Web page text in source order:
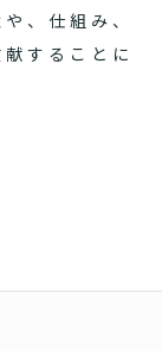
、仕組み、
することに